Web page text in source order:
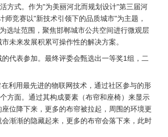
方式。作为"为美丽河北而规划设计"第三届河
竞赛以"新技术引领下的品质城市"为主题，
选址范围，聚焦邯郸城市公共空间进行微观层
未来发展积累可操作性的解决方案。
代表参加。最终评委会甄选出一等奖1组，二
利用最先进的物联网技术，通过社区参与的形
方面。通过其构成要素（布帘和座椅）来显示
位降下来，更多的布帘被拉起，周围的环境更
渐渐的隐藏起来，更多的布帘会落下来，此时